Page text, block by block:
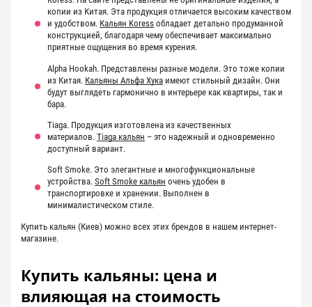
копии из Китая. Эта продукция отличается высоким качеством
и удобством. Кальян Koress обладает детально продуманной
конструкцией, благодаря чему обеспечивает максимально
приятные ощущения во время курения.
Alpha Hookah. Представлены разные модели. Это тоже копии
из Китая. Кальяны Альфа Хука имеют стильный дизайн. Они
будут выглядеть гармонично в интерьере как квартиры, так и
бара.
Tiaga. Продукция изготовлена ​​из качественных
материалов. Tiaga кальян – это надежный и одновременно
доступный вариант.
Soft Smoke. Это элегантные и многофункциональные
устройства. Soft Smoke кальян очень удобен в
транспортировке и хранении. Выполнен в
минималистическом стиле.
Купить кальян (Киев) можно всех этих брендов в нашем интернет-
магазине.
Купить кальяны: цена и
влияющая на стоимость